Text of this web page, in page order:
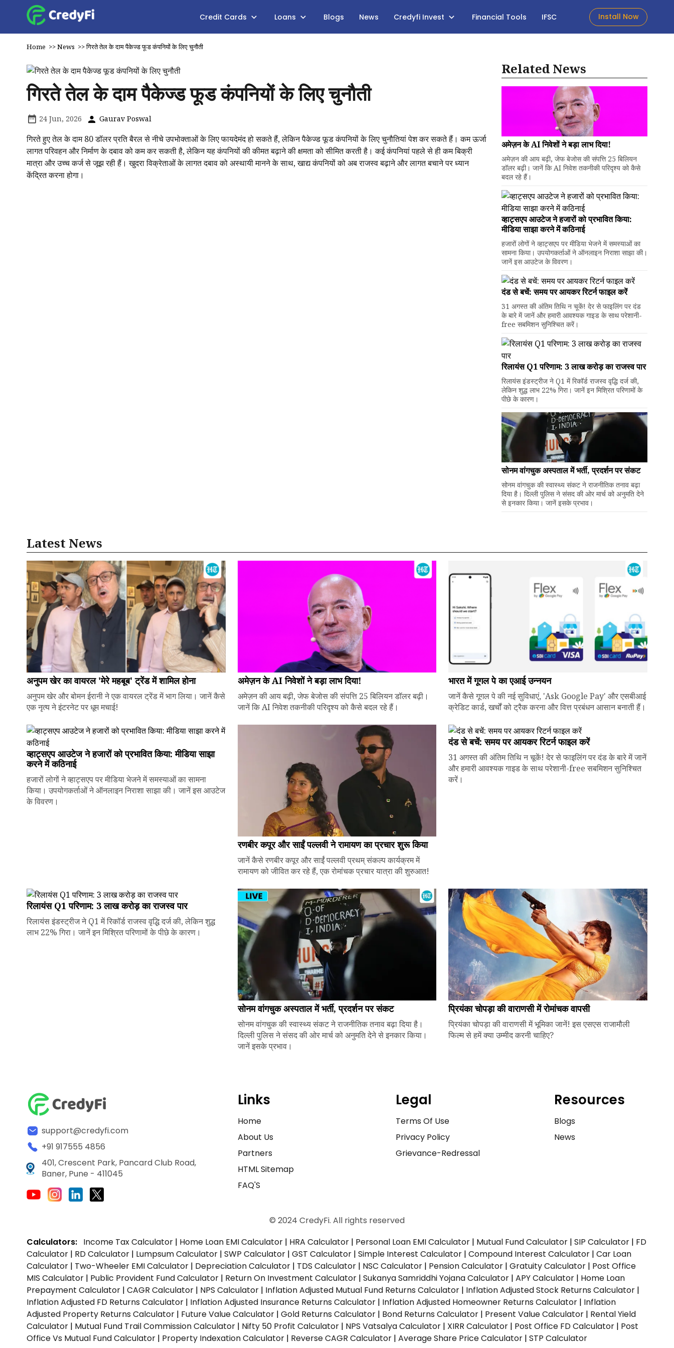
Credit Cards Loans Blogs News Credyfi Invest Financial Tools IFSC Install Now
Home >>News >>गिरते तेल के दाम पैकेज्ड फूड कंपनियों के लिए चुनौती
गिरते तेल के दाम पैकेज्ड फूड कंपनियों के लिए चुनौती
24 Jun, 2026 Gaurav Poswal
गिरते हुए तेल के दाम 80 डॉलर प्रति बैरल से नीचे उपभोक्ताओं के लिए फायदेमंद हो सकते हैं, लेकिन पैकेज्ड फूड कंपनियों के लिए चुनौतियां पेश कर सकते हैं। कम ऊर्जा
लागत परिवहन और निर्माण के दबाव को कम कर सकती है, लेकिन यह कंपनियों की कीमत बढ़ाने की क्षमता को सीमित करती है। कई कंपनियां पहले से ही कम बिक्री
मात्रा और उच्च कर्ज से जूझ रही हैं। खुदरा विक्रेताओं के लागत दबाव को अस्थायी मानने के साथ, खाद्य कंपनियों को अब राजस्व बढ़ाने और लागत बचाने पर ध्यान
केंद्रित करना होगा।
Related News
अमेज़न के AI निवेशों ने बड़ा लाभ दिया!
अमेज़न की आय बढ़ी, जेफ बेजोस की संपत्ति 25 बिलियन
डॉलर बढ़ी। जानें कि AI निवेश तकनीकी परिदृश्य को कैसे
बदल रहे हैं।
व्हाट्सएप आउटेज ने हजारों को प्रभावित किया:
मीडिया साझा करने में कठिनाई
हजारों लोगों ने व्हाट्सएप पर मीडिया भेजने में समस्याओं का
सामना किया। उपयोगकर्ताओं ने ऑनलाइन निराशा साझा की।
जानें इस आउटेज के विवरण।
दंड से बचें: समय पर आयकर रिटर्न फाइल करें
31 अगस्त की अंतिम तिथि न चूकें! देर से फाइलिंग पर दंड
के बारे में जानें और हमारी आवश्यक गाइड के साथ परेशानी-
free सबमिशन सुनिश्चित करें।
रिलायंस Q1 परिणाम: ₹3 लाख करोड़ का राजस्व पार
रिलायंस इंडस्ट्रीज ने Q1 में रिकॉर्ड राजस्व वृद्धि दर्ज की,
लेकिन शुद्ध लाभ 22% गिरा। जानें इन मिश्रित परिणामों के
पीछे के कारण।
सोनम वांगचुक अस्पताल में भर्ती, प्रदर्शन पर संकट
सोनम वांगचुक की स्वास्थ्य संकट ने राजनीतिक तनाव बढ़ा
दिया है। दिल्ली पुलिस ने संसद की ओर मार्च को अनुमति देने
से इनकार किया। जानें इसके प्रभाव।
Latest News
अनुपम खेर का वायरल 'मेरे महबूब' ट्रेंड में शामिल होना
अनुपम खेर और बोमन ईरानी ने एक वायरल ट्रेंड में भाग लिया। जानें कैसे
एक नृत्य ने इंटरनेट पर धूम मचाई!
अमेज़न के AI निवेशों ने बड़ा लाभ दिया!
अमेज़न की आय बढ़ी, जेफ बेजोस की संपत्ति 25 बिलियन डॉलर बढ़ी।
जानें कि AI निवेश तकनीकी परिदृश्य को कैसे बदल रहे हैं।
भारत में गूगल पे का एआई उन्नयन
जानें कैसे गूगल पे की नई सुविधाएं, 'Ask Google Pay' और एसबीआई
क्रेडिट कार्ड, खर्चों को ट्रैक करना और वित्त प्रबंधन आसान बनाती हैं।
व्हाट्सएप आउटेज ने हजारों को प्रभावित किया: मीडिया साझा
करने में कठिनाई
हजारों लोगों ने व्हाट्सएप पर मीडिया भेजने में समस्याओं का सामना
किया। उपयोगकर्ताओं ने ऑनलाइन निराशा साझा की। जानें इस आउटेज
के विवरण।
रणबीर कपूर और साईं पल्लवी ने रामायण का प्रचार शुरू किया
जानें कैसे रणबीर कपूर और साईं पल्लवी प्रथम् संकल्प कार्यक्रम में
रामायण को जीवित कर रहे हैं, एक रोमांचक प्रचार यात्रा की शुरुआत!
दंड से बचें: समय पर आयकर रिटर्न फाइल करें
31 अगस्त की अंतिम तिथि न चूकें! देर से फाइलिंग पर दंड के बारे में जानें
और हमारी आवश्यक गाइड के साथ परेशानी-free सबमिशन सुनिश्चित
करें।
रिलायंस Q1 परिणाम: ₹3 लाख करोड़ का राजस्व पार
रिलायंस इंडस्ट्रीज ने Q1 में रिकॉर्ड राजस्व वृद्धि दर्ज की, लेकिन शुद्ध
लाभ 22% गिरा। जानें इन मिश्रित परिणामों के पीछे के कारण।
सोनम वांगचुक अस्पताल में भर्ती, प्रदर्शन पर संकट
सोनम वांगचुक की स्वास्थ्य संकट ने राजनीतिक तनाव बढ़ा दिया है।
दिल्ली पुलिस ने संसद की ओर मार्च को अनुमति देने से इनकार किया।
जानें इसके प्रभाव।
प्रियंका चोपड़ा की वाराणसी में रोमांचक वापसी
प्रियंका चोपड़ा की वाराणसी में भूमिका जानें! इस एसएस राजामौली
फिल्म से हमें क्या उम्मीद करनी चाहिए?
support@credyfi.com
+91 917555 4856
401, Crescent Park, Pancard Club Road,
Baner, Pune - 411045
Links
Home
About Us
Partners
HTML Sitemap
FAQ'S
Legal
Terms Of Use
Privacy Policy
Grievance-Redressal
Resources
Blogs
News
© 2024 CredyFi. All rights reserved
Calculators: Income Tax Calculator | Home Loan EMI Calculator | HRA Calculator | Personal Loan EMI Calculator | Mutual Fund Calculator | SIP Calculator | FD
Calculator | RD Calculator | Lumpsum Calculator | SWP Calculator | GST Calculator | Simple Interest Calculator | Compound Interest Calculator | Car Loan
Calculator | Two-Wheeler EMI Calculator | Depreciation Calculator | TDS Calculator | NSC Calculator | Pension Calculator | Gratuity Calculator | Post Office
MIS Calculator | Public Provident Fund Calculator | Return On Investment Calculator | Sukanya Samriddhi Yojana Calculator | APY Calculator | Home Loan
Prepayment Calculator | CAGR Calculator | NPS Calculator | Inflation Adjusted Mutual Fund Returns Calculator | Inflation Adjusted Stock Returns Calculator |
Inflation Adjusted FD Returns Calculator | Inflation Adjusted Insurance Returns Calculator | Inflation Adjusted Homeowner Returns Calculator | Inflation
Adjusted Property Returns Calculator | Future Value Calculator | Gold Returns Calculator | Bond Returns Calculator | Present Value Calculator | Rental Yield
Calculator | Mutual Fund Trail Commission Calculator | Nifty 50 Profit Calculator | NPS Vatsalya Calculator | XIRR Calculator | Post Office FD Calculator | Post
Office Vs Mutual Fund Calculator | Property Indexation Calculator | Reverse CAGR Calculator | Average Share Price Calculator | STP Calculator